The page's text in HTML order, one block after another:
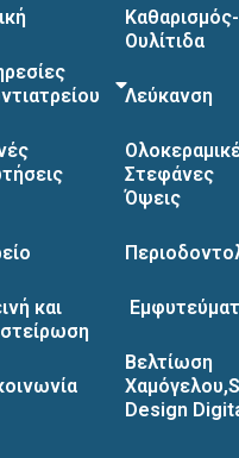
και
Καθαρισμός-
Ουλίτιδα
Λεύκανση
Στεφάνες
Όψεις
Βελτίωση
Design